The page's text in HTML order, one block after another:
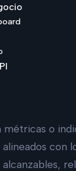
métricas o
con